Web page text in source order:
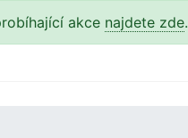
akce najdete zde.